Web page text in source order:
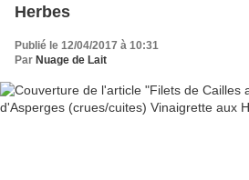
Herbes
Publié le 12/04/2017 à 10:31
Par Nuage de Lait